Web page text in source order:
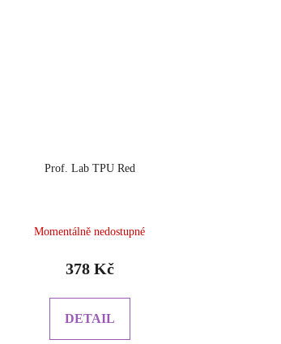
Prof. Lab TPU Red
hodnocení
je
Momentálně nedostupné
378 Kč
DETAIL